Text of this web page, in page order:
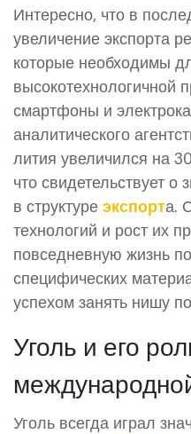
Интересно, что в
увеличение экспорта
которые необходимы
высокотехнологичной
смартфоны и
аналитического
лития увеличился на
что свидетельствует о
в структуре экспорта.
технологий и рост их
повседневную жизнь
специфических
успехом занять нишу
Уголь и его
Уголь всегда играл